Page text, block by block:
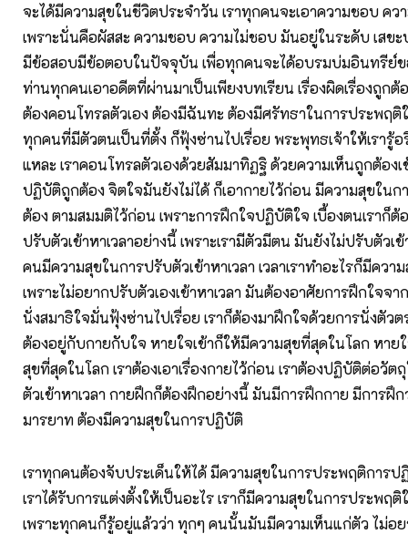
จะได้มีความสุขในชีวิตประจำวัน เราทุกคนจะเอาความชอบ คว
เพราะนั่นคือผัสสะ ความชอบ ความไม่ชอบ มันอยู่ในระดับ เสข
มีข้อสอบมีข้อตอบในปัจจุบัน เพื่อทุกคนจะได้อบรมบ่มอินทรีย์ข
ท่านทุกคนเอาอดีตที่ผ่านมาเป็นเพียงบทเรียน เรื่องผิดเรื่องถูกต้
ต้องคอนโทรลตัวเอง ต้องมีฉันทะ ต้องมีศรัทธาในการประพฤติ
ทุกคนที่มีตัวตนเป็นที่ตั้ง ก็ฟุ้งซ่านไปเรื่อย พระพุทธเจ้าให้เรารู้
แหละ เราคอนโทรลตัวเองด้วยสัมมาทิฏฐิ ด้วยความเห็นถูกต้อง
ปฏิบัติถูกต้อง จิตใจมันยังไม่ได้ ก็เอากายไว้ก่อน มีความสุขใน
ต้อง ตามสมมติไว้ก่อน เพราะการฝึกใจปฏิบัติใจ เบื้องตนเราก็ต้
ปรับตัวเข้าหาเวลาอย่างนี้ เพราะเรามีตัวมีตน มันยังไม่ปรับตัวเข้
คนมีความสุขในการปรับตัวเข้าหาเวลา เวลาเราทำอะไรก็มีควา
เพราะไม่อยากปรับตัวเองเข้าหาเวลา มันต้องอาศัยการฝึกใจจา
นั่งสมาธิใจมั่นฟุ้งซ่านไปเรื่อย เราก็ต้องมาฝึกใจด้วยการนั่งตัวต
ต้องอยู่กับกายกับใจ หายใจเข้าก็ให้มีความสุขที่สุดในโลก หาย
สุขที่สุดในโลก เราต้องเอาเรื่องกายไว้ก่อน เราต้องปฏิบัติต่อวั
ตัวเข้าหาเวลา กายฝึกก็ต้องฝึกอย่างนี้ มันมีการฝึกกาย มีการฝึ
มารยาท ต้องมีความสุขในการปฏิบัติ
เราทุกคนต้องจับประเด็นให้ได้ มีความสุขในการประพฤติการ
เราได้รับการแต่งตั้งให้เป็นอะไร เราก็มีความสุขในการประพฤ
เพราะทุกคนก็รู้อยู่แล้วว่า ทุกๆ คนนั้นมันมีความเห็นแก่ตัว ไม่อย